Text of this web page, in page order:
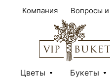
Компания Вопросы и
Цветы Букеты